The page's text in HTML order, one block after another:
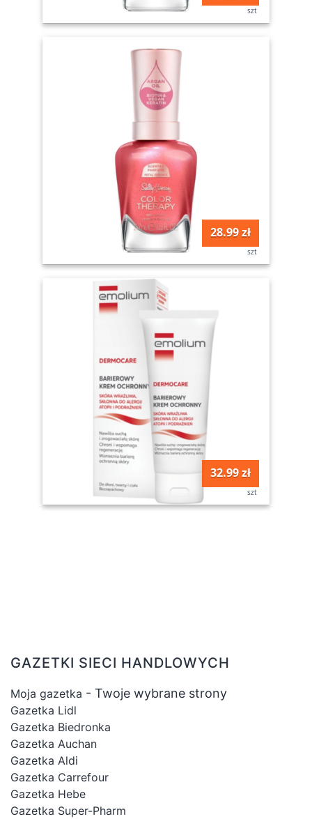
szt
28.99 zł
szt
32.99 zł
szt
GAZETKI SIECI HANDLOWYCH
Moja gazetka - Twoje wybrane strony
Gazetka Lidl
Gazetka Biedronka
Gazetka Auchan
Gazetka Aldi
Gazetka Carrefour
Gazetka Hebe
Gazetka Super-Pharm